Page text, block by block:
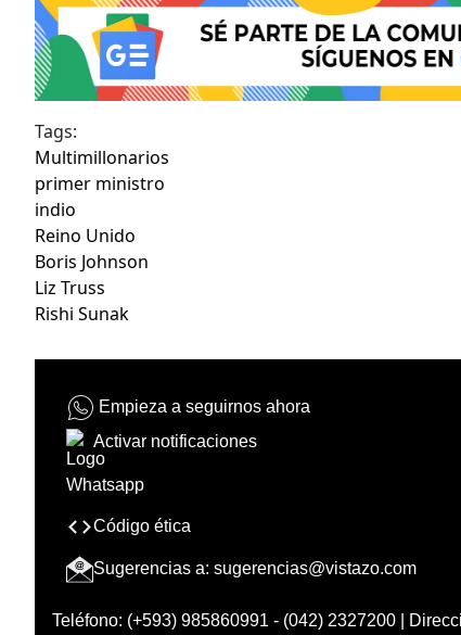
Tags:
Multimillonarios
primer ministro
indio
Reino Unido
Boris Johnson
Liz Truss
Rishi Sunak
Empieza a seguirnos ahora
Activar notificaciones
Código ética
Sugerencias a: sugerencias@vistazo.com
Teléfono: (+593) 985860991 - (042) 2327200 |